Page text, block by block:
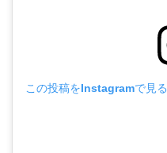
この投稿をInstagramで見る